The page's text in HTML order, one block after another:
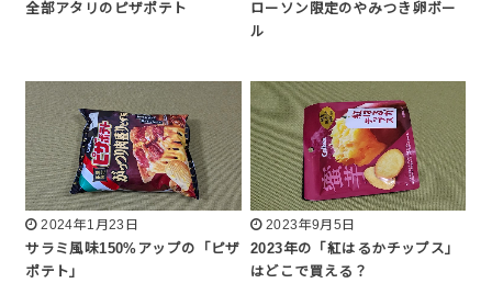
全部アタリのピザポテト
ローソン限定のやみつき卵ボー
ル
2024年1月23日
サラミ風味150%アップの「ピザ
ポテト」
2023年9月5日
2023年の「紅はるかチップス」
はどこで買える？